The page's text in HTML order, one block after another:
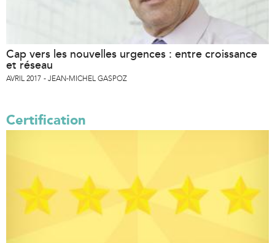
Cap vers les nouvelles urgences : entre croissance
et réseau
AVRIL 2017 JEAN-MICHEL GASPOZ
Certification